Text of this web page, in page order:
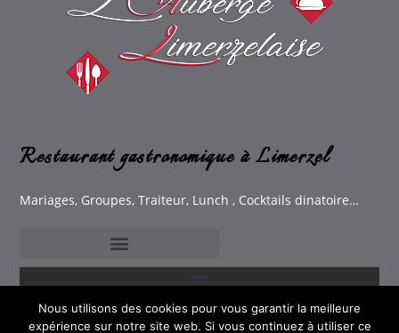
Restaurant gastronomique à Limerzel
Mariages, Groupes, Traiteur, Lunch , Cocktails dinatoire…
Nous utilisons des cookies pour vous garantir la meilleure
expérience sur notre site web. Si vous continuez à utiliser ce